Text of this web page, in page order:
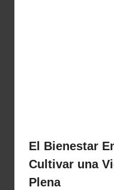
El Bienestar
Cultivar una
Plena